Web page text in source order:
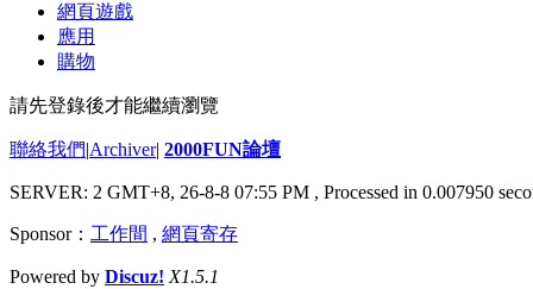
網頁遊戲
應用
購物
請先登錄後才能繼續瀏覽
聯絡我們|Archiver| 2000FUN論壇
SERVER: 2 GMT+8, 26-8-8 07:55 PM , Processed in 0.007950
Sponsor： 工作間 , 網頁寄存
Powered by Discuz! X1.5.1